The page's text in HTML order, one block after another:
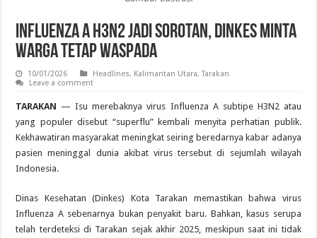
Influenza A H3N2 Jadi Sorotan, Dinkes Minta
Warga Tetap Waspada
10/01/2026 Headlines, Kalimantan Utara,Tarakan
Leave a comment
TARAKAN — Isu merebaknya virus Influenza A subtipe H3N2 atau
yang populer disebut “superflu” kembali menyita perhatian publik.
Kekhawatiran masyarakat meningkat seiring beredarnya kabar adanya
pasien meninggal dunia akibat virus tersebut di sejumlah wilayah
Indonesia.
Dinas Kesehatan (Dinkes) Kota Tarakan memastikan bahwa virus
Influenza A sebenarnya bukan penyakit baru. Bahkan, kasus serupa
telah terdeteksi di Tarakan sejak akhir 2025, meskipun saat ini tidak